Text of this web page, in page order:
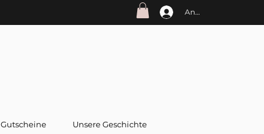
Anmelden
Gutscheine Unsere Geschichte